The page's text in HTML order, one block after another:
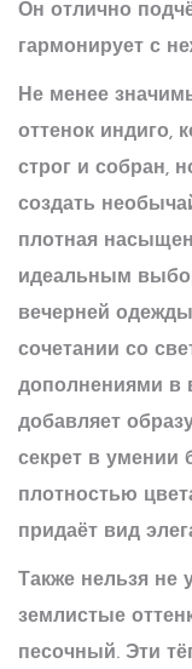
Он отлично
гармонирует с
Не менее
оттенок индиго,
строг и собран,
создать
плотная
идеальным
вечерней
сочетании со
дополнениями в
добавляет
секрет в умении
плотностью
придаёт вид
Также нельзя
землистые
песочный. Эти